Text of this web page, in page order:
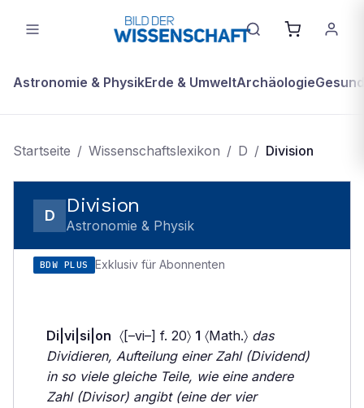
Astronomie & PhysikErde & UmweltArchäologie
Startseite / Wissenschaftslexikon / D / Division
D Division
Astronomie & Physik
BDW PLUS Exklusiv für Abonnenten
Di|vi|si|on 〈[–vi–] f. 20〉 1 〈Math.〉 das
Dividieren, Aufteilung einer Zahl (Dividend)
in so viele gleiche Teile, wie eine andere
Zahl (Divisor) angibt (eine der vier